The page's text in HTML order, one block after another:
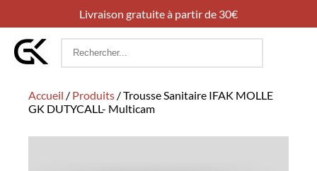
Livraison gratuite à partir de 30€
Rechercher
Accueil / Produits /Trousse Sanitaire IFAK MOLLE
GK DUTYCALL- Multicam